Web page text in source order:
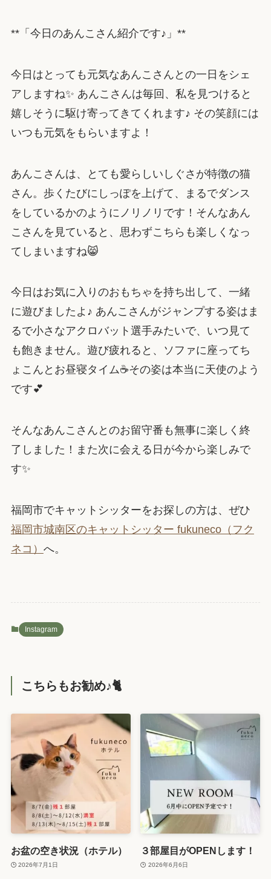
**「今日のあんこさん紹介です♪」**
今日はとっても元気なあんこさんとの一日をシェ
アしますね✨ あんこさんは毎回、私を見つけると
嬉しそうに駆け寄ってきてくれます♪ その笑顔には
いつも元気をもらいますよ！
あんこさんは、とても愛らしいしぐさが特徴の猫
さん。歩くたびにしっぽを上げて、まるでダンス
をしているかのようにノリノリです！そんなあん
こさんを見ていると、思わずこちらも楽しくなっ
てしまいますね😸
今日はお気に入りのおもちゃを持ち出して、一緒
に遊びましたよ♪ あんこさんがジャンプする姿はま
るで小さなアクロバット選手みたいで、いつ見て
も飽きません。遊び疲れると、ソファに座ってち
ょこんとお昼寝タイム☕その姿は本当に天使のよう
です💕
そんなあんこさんとのお留守番も無事に楽しく終
了しました！また次に会える日が今から楽しみで
す✨
福岡市でキャットシッターをお探しの方は、ぜひ
福岡市城南区のキャットシッター fukuneco（フク
ネコ） へ。
Instagram
こちらもお勧め♪🐈️
お盆の空き状況（ホテル）
2026年7月1日
３部屋目がOPENします！
2026年6月6日